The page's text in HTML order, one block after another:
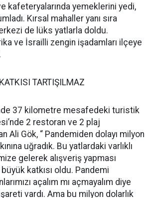
kafeteryalarında yemeklerini yedi,
Kırsal mahaller yanı sıra
de lüks yatlarla doldu.
ve İsrailli zengin işadamları ilçeye
TARTIŞILMAZ
37 kilometre mesafedeki turistik
2 restoran ve 2 plaj
Ali Gök, “ Pandemiden dolayı milyon
uğradık. Bu yatlardaki varlıklı
gelerek alışveriş yapması
katkısı oldu. Pandemi
açalım mı açmayalım diye
vardı. Ama bu milyon dolarlık